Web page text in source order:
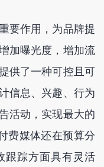
要作用，为品牌提
加曝光度，增加流
供了一种可控且可
信息、兴趣、行为
活动，实现最大的
费媒体还在预算分
跟踪方面具有灵活